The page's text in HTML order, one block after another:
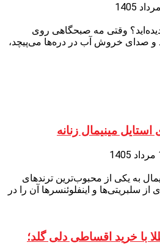
دیده‌اید؟ وقتی مه صبحگاهی روی
و صدای خروش آب در دره‌ها می‌پیچد،
استایل مینیمال زنانه
به یکی از محبوب‌ترین ترندهای
سلبریتی‌ها و اینفلوئنسرها آن را در
با خرید اقساطی دلی گلد؛